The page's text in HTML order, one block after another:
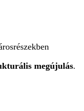
megújulás.